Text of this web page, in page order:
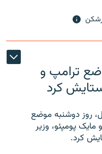
ترامپ و
ستایش کرد
روز دوشنبه موضع
مایک پومپئو، وزیر
کرد.